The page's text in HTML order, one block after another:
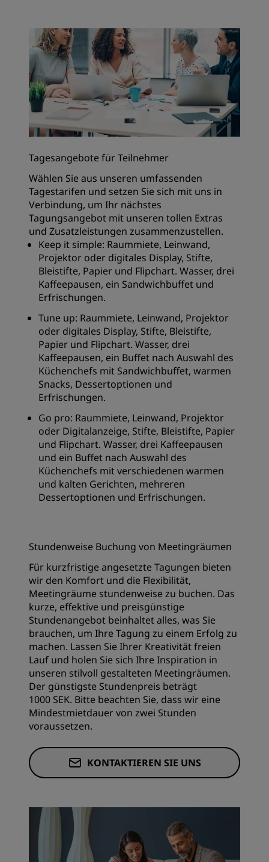
Tagesangebote für Teilnehmer
Wählen Sie aus unseren umfassenden
Tagestarifen und setzen Sie sich mit uns in
Verbindung, um Ihr nächstes
Tagungsangebot mit unseren tollen Extras
und Zusatzleistungen zusammenzustellen.
Keep it simple: Raummiete, Leinwand,
Projektor oder digitales Display, Stifte,
Bleistifte, Papier und Flipchart. Wasser, drei
Kaffeepausen, ein Sandwichbuffet und
Erfrischungen.
Tune up: Raummiete, Leinwand, Projektor
oder digitales Display, Stifte, Bleistifte,
Papier und Flipchart. Wasser, drei
Kaffeepausen, ein Buffet nach Auswahl des
Küchenchefs mit Sandwichbuffet, warmen
Snacks, Dessertoptionen und
Erfrischungen.
Go pro: Raummiete, Leinwand, Projektor
oder Digitalanzeige, Stifte, Bleistifte, Papier
und Flipchart. Wasser, drei Kaffeepausen
und ein Buffet nach Auswahl des
Küchenchefs mit verschiedenen warmen
und kalten Gerichten, mehreren
Dessertoptionen und Erfrischungen.
Stundenweise Buchung von Meetingräumen
Für kurzfristige angesetzte Tagungen bieten
wir den Komfort und die Flexibilität,
Meetingräume stundenweise zu buchen. Das
kurze, effektive und preisgünstige
Stundenangebot beinhaltet alles, was Sie
brauchen, um Ihre Tagung zu einem Erfolg zu
machen. Lassen Sie Ihrer Kreativität freien
Lauf und holen Sie sich Ihre Inspiration in
unseren stilvoll gestalteten Meetingräumen.
Der günstigste Stundenpreis beträgt
1000 SEK. Bitte beachten Sie, dass wir eine
Mindestmietdauer von zwei Stunden
voraussetzen.
KONTAKTIEREN SIE UNS